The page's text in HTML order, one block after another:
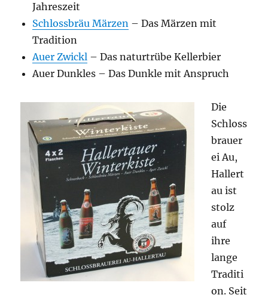
Jahreszeit
Schlossbräu Märzen – Das Märzen mit
Tradition
Auer Zwickl – Das naturtrübe Kellerbier
Auer Dunkles – Das Dunkle mit Anspruch
Die
Schloss
brauer
ei Au,
Hallert
au ist
stolz
auf
ihre
lange
Traditi
on. Seit